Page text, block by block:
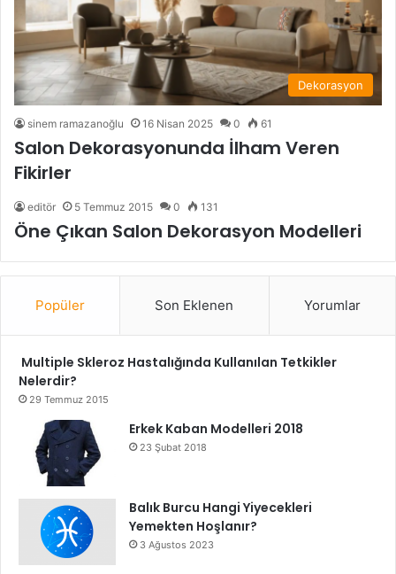
Dekorasyon
sinem ramazanoğlu 16 Nisan 2025 0 61
Salon Dekorasyonunda İlham Veren
Fikirler
editör 5 Temmuz 2015 0 131
Öne Çıkan Salon Dekorasyon Modelleri
Popüler Son Eklenen Yorumlar
Multiple Skleroz Hastalığında Kullanılan Tetkikler
Nelerdir?
29 Temmuz 2015
Erkek Kaban Modelleri 2018
23 Şubat 2018
Balık Burcu Hangi Yiyecekleri
Yemekten Hoşlanır?
3 Ağustos 2023